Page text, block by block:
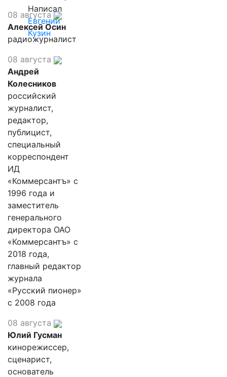
Написал
Евгений
Кузин
08 августа
Алексей Осин
радиожурналист
08 августа
Андрей
Колесников
российский
журналист,
редактор,
публицист,
специальный
корреспондент
ИД
«Коммерсантъ» с
1996 года и
заместитель
генерального
директора ОАО
«Коммерсантъ» с
2018 года,
главный редактор
журнала
«Русский пионер»
с 2008 года
08 августа
Юлий Гусман
кинорежиссер,
сценарист,
основатель